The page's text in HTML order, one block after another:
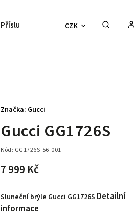
CZK
Příslušenství Kontaktní čočky
Gucci GG1726S
Kód: GG1726S-56-001
7 999 Kč
Sluneční brýle Gucci GG1726SDetailní
informace
Značka: Gucci